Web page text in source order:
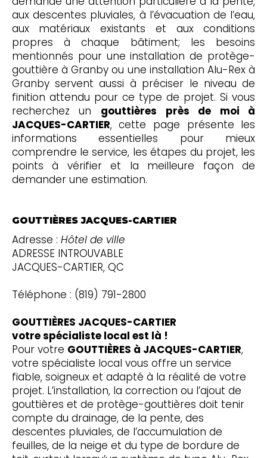
aux descentes pluviales, à l’évacuation de l’eau,
aux matériaux existants et aux conditions
propres à chaque bâtiment; les besoins
mentionnés pour une installation de protège-
gouttière à Granby ou une installation Alu-Rex à
Granby servent aussi à préciser le niveau de
finition attendu pour ce type de projet. Si vous
recherchez un gouttières près de moi à
JACQUES-CARTIER, cette page présente les
informations essentielles pour mieux
comprendre le service, les étapes du projet, les
points à vérifier et la meilleure façon de
demander une estimation.
GOUTTIÈRES JACQUES-CARTIER
Adresse : Hôtel de ville
ADRESSE INTROUVABLE
JACQUES-CARTIER, QC
Téléphone : (819) 791-2800
GOUTTIÈRES JACQUES-CARTIER
votre spécialiste local est là !
Pour votre GOUTTIÈRES à JACQUES-CARTIER,
votre spécialiste local vous offre un service
fiable, soigneux et adapté à la réalité de votre
projet. L’installation, la correction ou l’ajout de
gouttières et de protège-gouttières doit tenir
compte du drainage, de la pente, des
descentes pluviales, de l’accumulation de
feuilles, de la neige et du type de bordure de